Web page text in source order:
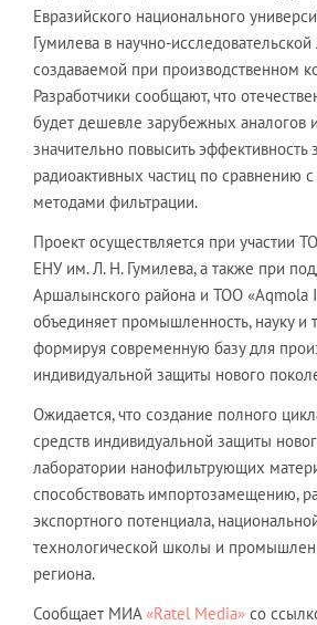
Евразийского национального
Гумилева в научно-
создаваемой при производственном
Разработчики сообщают, что
будет дешевле зарубежных аналогов
значительно повысить эффективность
радиоактивных частиц по сравнению
методами фильтрации.
Проект осуществляется при участии
ЕНУ им. Л. Н. Гумилева, а также при
Аршалынского района и ТОО «Aqmola
объединяет промышленность, науку и
формируя современную базу для
индивидуальной защиты нового
Ожидается, что создание полного
средств индивидуальной защиты
лаборатории нанофильтрующих
способствовать импортозамещению,
экспортного потенциала,
технологической школы и
региона.
Сообщает МИА «Ratel Media» со